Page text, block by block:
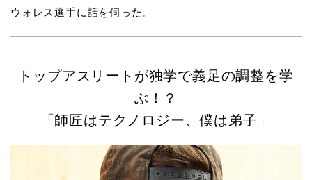
ウォレス選手に話を伺った。
トップアスリートが独学で義足の調整を学
ぶ！？
「師匠はテクノロジー、僕は弟子」